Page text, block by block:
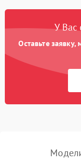
Постоянные сбои в
У Вас
Оставьте